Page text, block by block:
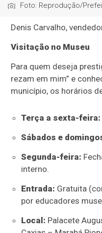
Foto: Reprodução/
Denis Carvalho,
Visitação no Museu
Para quem deseja
rezam em mim” e
município, os horários
Terça a sexta-feira:
Sábados e
Segunda-feira:
interno.
Entrada: Gratuita
por educadores
Local: Palacete